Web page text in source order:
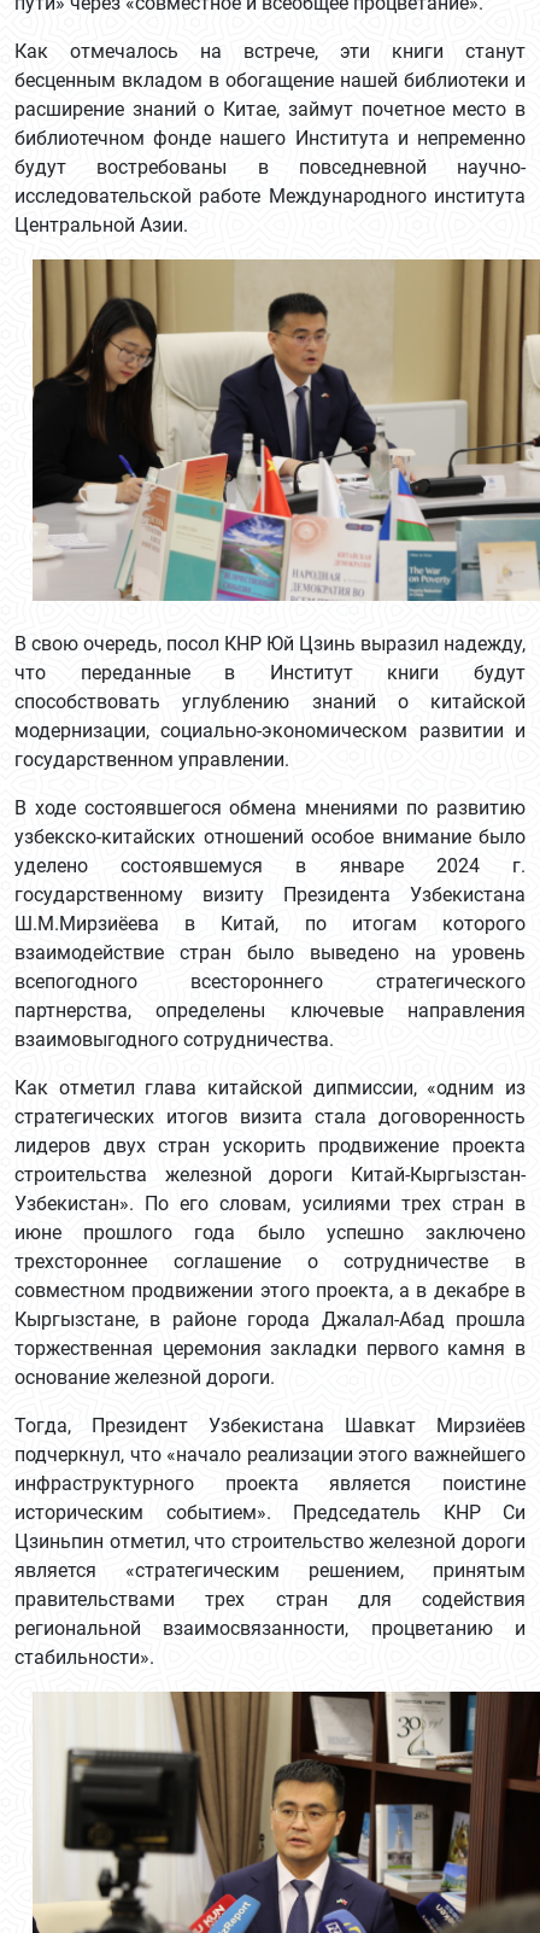
Как отмечалось на встрече, эти книги станут
бесценным вкладом в обогащение нашей библиотеки и
расширение знаний о Китае, займут почетное место в
библиотечном фонде нашего Института и непременно
будут востребованы в повседневной научно-
исследовательской работе Международного института
Центральной Азии.
В свою очередь, посол КНР Юй Цзинь выразил надежду,
что переданные в Институт книги будут
способствовать углублению знаний о китайской
модернизации, социально-экономическом развитии и
государственном управлении.
В ходе состоявшегося обмена мнениями по развитию
узбекско-китайских отношений особое внимание было
уделено состоявшемуся в январе 2024 г.
государственному визиту Президента Узбекистана
Ш.М.Мирзиёева в Китай, по итогам которого
взаимодействие стран было выведено на уровень
всепогодного всестороннего стратегического
партнерства, определены ключевые направления
взаимовыгодного сотрудничества.
Как отметил глава китайской дипмиссии, «одним из
стратегических итогов визита стала договоренность
лидеров двух стран ускорить продвижение проекта
строительства железной дороги Китай-Кыргызстан-
Узбекистан». По его словам, усилиями трех стран в
июне прошлого года было успешно заключено
трехстороннее соглашение о сотрудничестве в
совместном продвижении этого проекта, а в декабре в
Кыргызстане, в районе города Джалал-Абад прошла
торжественная церемония закладки первого камня в
основание железной дороги.
Тогда, Президент Узбекистана Шавкат Мирзиёев
подчеркнул, что «начало реализации этого важнейшего
инфраструктурного проекта является поистине
историческим событием». Председатель КНР Си
Цзиньпин отметил, что строительство железной дороги
является «стратегическим решением, принятым
правительствами трех стран для содействия
региональной взаимосвязанности, процветанию и
стабильности».